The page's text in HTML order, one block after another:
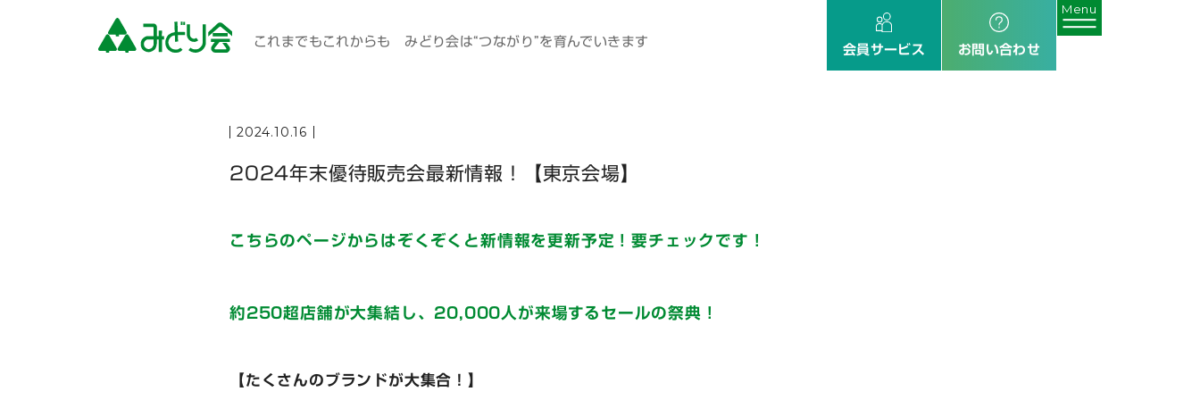
これまでもこれからも みどり会は“つながり”を育んでいきます
会員サービス お問い合わせ
2024年末優待販売会最新情報！【東京会場】
2024.10.16
こちらのページからはぞくぞくと新情報を更新予定！要チェックです！
約250超店舗が大集結し、20,000人が来場するセールの祭典！
【たくさんのブランドが大集合！】